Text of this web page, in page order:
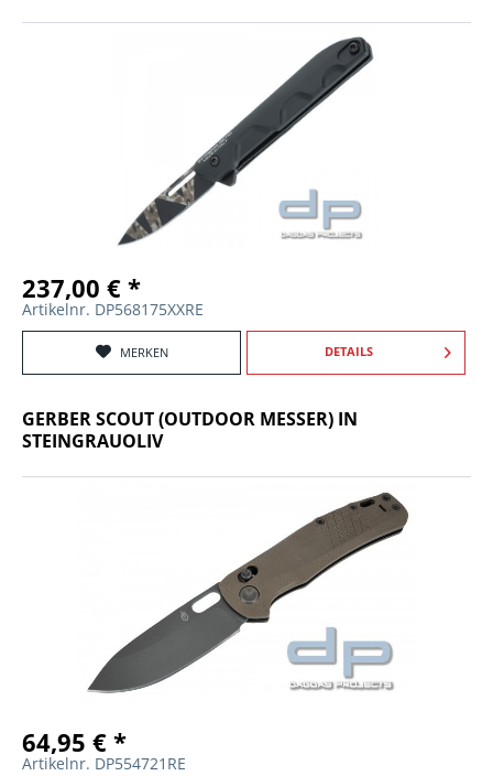
237,00 € *
Artikelnr. DP568175XXRE
MERKEN DETAILS
GERBER SCOUT (OUTDOOR MESSER) IN
STEINGRAUOLIV
64,95 € *
Artikelnr. DP554721RE